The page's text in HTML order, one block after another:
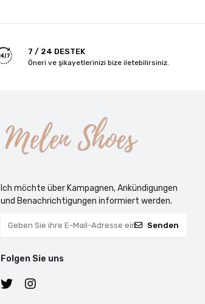
7 / 24 DESTEK
Öneri ve şikayetlerinizi bize iletebilirsiniz.
Ich möchte über Kampagnen, Ankündigungen
und Benachrichtigungen informiert werden.
Senden
Folgen Sie uns